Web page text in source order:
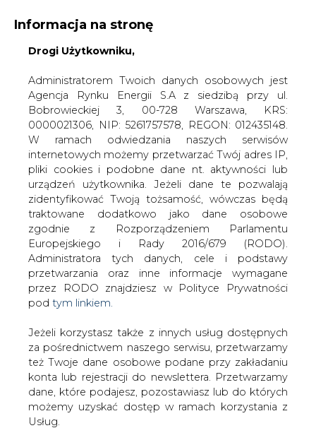
KONTAKT:
WYDAWCA PORTALU:
WYSOKI KONTRAST A A
ZALOGUJ SIĘ
WŁĄCZ CIRE.TV
Informacja na stronę
Drogi Użytkowniku,
Administratorem Twoich danych osobowych jest
Agencja Rynku Energii S.A z siedzibą przy ul.
Bobrowieckiej 3, 00-728 Warszawa, KRS:
0000021306, NIP: 5261757578, REGON: 012435148.
W ramach odwiedzania naszych serwisów
internetowych możemy przetwarzać Twój adres IP,
pliki cookies i podobne dane nt. aktywności lub
urządzeń użytkownika. Jeżeli dane te pozwalają
zidentyfikować Twoją tożsamość, wówczas będą
traktowane dodatkowo jako dane osobowe
zgodnie z Rozporządzeniem Parlamentu
Europejskiego i Rady 2016/679 (RODO).
Administratora tych danych, cele i podstawy
przetwarzania oraz inne informacje wymagane
przez RODO znajdziesz w Polityce Prywatności
pod tym linkiem.
Jeżeli korzystasz także z innych usług dostępnych
za pośrednictwem naszego serwisu, przetwarzamy
też Twoje dane osobowe podane przy zakładaniu
konta lub rejestracji do newslettera. Przetwarzamy
dane, które podajesz, pozostawiasz lub do których
możemy uzyskać dostęp w ramach korzystania z
Usług.
Strona główna
ZIELONA GOSPODARKA
Mazowieckie: termomodernizacja obiektów diecezji
płockiej przy wsparciu unijnym